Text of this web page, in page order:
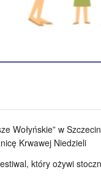
Wołyńskie” w
Krwawej Niedzieli
który ożywi